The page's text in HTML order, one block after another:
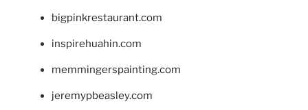
bigpinkrestaurant.com
inspirehuahin.com
memmingerspainting.com
jeremypbeasley.com